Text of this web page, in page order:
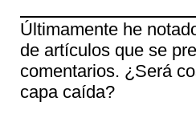
Últimamente he
de artículos que se
comentarios. ¿Será
capa caída?